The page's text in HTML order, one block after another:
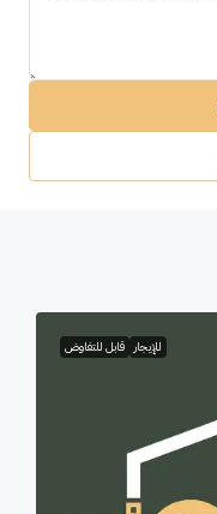
للإيجار قابل للتفاوض